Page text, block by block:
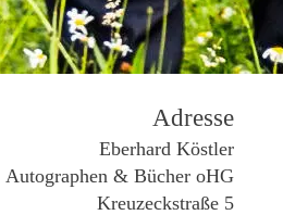
Adresse
Eberhard Köstler
Autographen & Bücher oHG
Kreuzeckstraße 5